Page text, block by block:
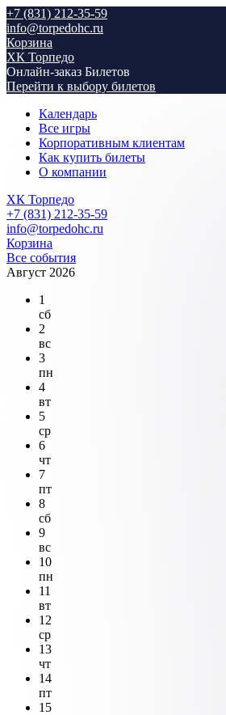
+7 (831) 212-35-59
info@torpedohc.ru
Корзина
ХК Торпедо
Онлайн-заказ Билетов
Перейти к выбору билетов
Календарь
Все игры
Корпоративным клиентам
Как купить билеты
О компании
ХК Торпедо
+7 (831) 212-35-59
info@torpedohc.ru
Корзина
Все события
Август 2026
1
сб
2
вс
3
пн
4
вт
5
ср
6
чт
7
пт
8
сб
9
вс
10
пн
11
вт
12
ср
13
чт
14
пт
15